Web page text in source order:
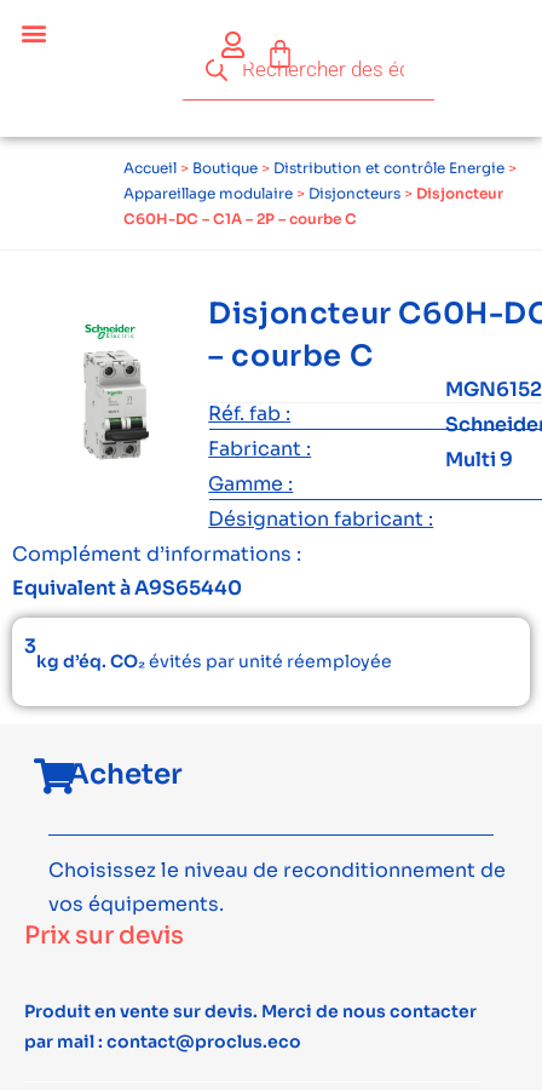
Accueil > Boutique > Distribution et contrôle Energie >
Appareillage modulaire > Disjoncteurs > Disjoncteur
C60H-DC – C1A – 2P – courbe C
Disjoncteur C60H-DC
– courbe C
Réf. fab :
Fabricant :
Gamme :
Multi 9
Désignation fabricant :
Complément d’informations :
Equivalent à A9S65440
3
kg d’éq. CO₂évités par unité réemployée
Acheter
Choisissez le niveau de reconditionnement de
vos équipements.
Prix sur devis
Produit en vente sur devis. Merci de nous contacter
par mail : contact@proclus.eco